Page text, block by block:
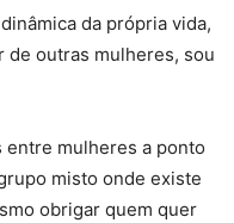
da própria vida,
de outras mulheres, sou
entre mulheres a ponto
misto onde existe
obrigar quem quer